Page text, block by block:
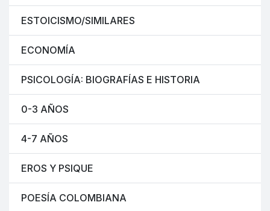
ESTOICISMO/SIMILARES
ECONOMÍA
PSICOLOGÍA: BIOGRAFÍAS E HISTORIA
0-3 AÑOS
4-7 AÑOS
EROS Y PSIQUE
POESÍA COLOMBIANA